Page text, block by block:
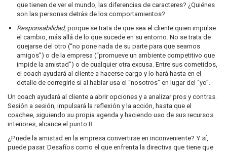
que tienen de ver el mundo, las diferencias de caracteres? ¿Quiénes
son las personas detrás de los comportamientos?
Responsabilidad, porque se trata de que sea el cliente quien impulse
el cambio, más allá de lo que sucede en su entorno. No se trata de
quejarse del otro (“no pone nada de su parte para que seamos
amigos”) o de la empresa (“promueve un ambiente competitivo que
impide la amistad”) o de cualquier otra excusa. Entre sus cometidos,
el coach ayudará al cliente a hacerse cargo y lo hará hasta en el
detalle de corregirle si al hablar usa el “nosotros” en lugar del “yo”.
Un coach ayudará al cliente a abrir opciones y a analizar pros y contras.
Sesión a sesión, impulsará la reflexión y la acción, hasta que el
coachee, siguiendo su propia agenda y haciendo uso de sus recursos
interiores, alcance el punto B.
¿Puede la amistad en la empresa convertirse en inconveniente? Y sí,
puede pasar. Desafíos como el que enfrenta la directiva que tiene que